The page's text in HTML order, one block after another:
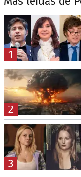
1
2
3